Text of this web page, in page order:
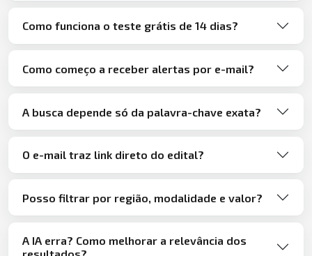
Como funciona o teste grátis de 14 dias?
Como começo a receber alertas por e-mail?
A busca depende só da palavra-chave exata?
O e-mail traz link direto do edital?
Posso filtrar por região, modalidade e valor?
A IA erra? Como melhorar a relevância dos